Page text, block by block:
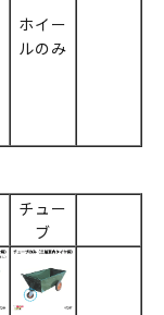
ホイー
ルのみ
チュー
ブ